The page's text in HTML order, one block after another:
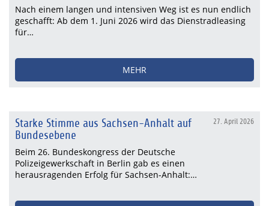
Nach einem langen und intensiven Weg ist es nun endlich
geschafft: Ab dem 1. Juni 2026 wird das Dienstradleasing
für…
MEHR
27. April 2026
Starke Stimme aus Sachsen-Anhalt auf
Bundesebene
Beim 26. Bundeskongress der Deutsche
Polizeigewerkschaft in Berlin gab es einen
herausragenden Erfolg für Sachsen-Anhalt:…